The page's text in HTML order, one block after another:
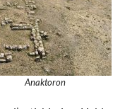
Anaktoron